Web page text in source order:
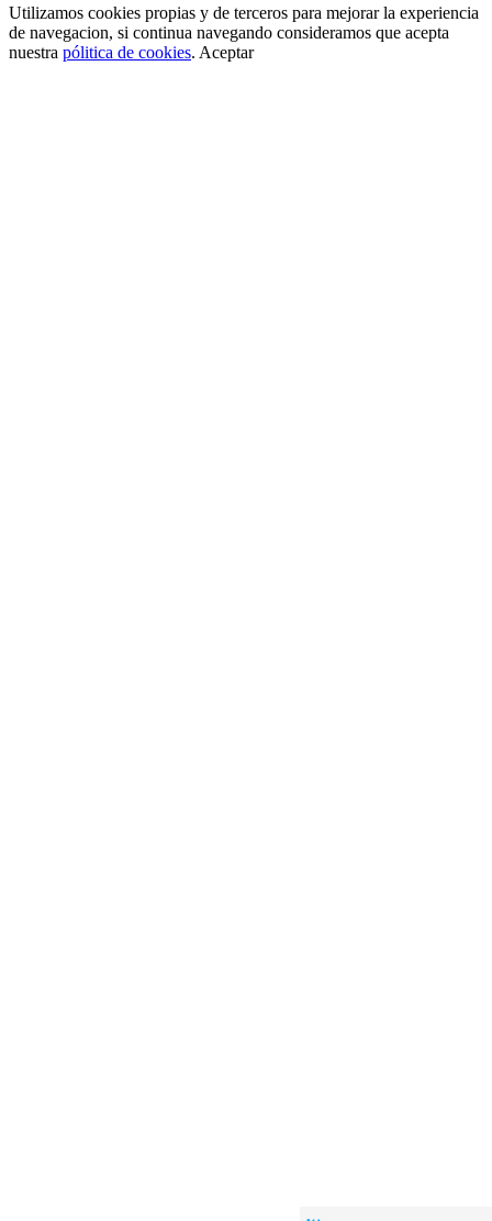
Utilizamos cookies propias y de terceros para mejorar la experiencia
de navegacion, si continua navegando consideramos que acepta
nuestra pólitica de cookies. Aceptar